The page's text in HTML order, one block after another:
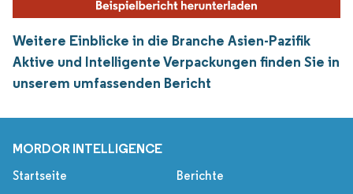
Weitere Einblicke in die Branche Asien-Pazifik
Aktive und Intelligente Verpackungen finden Sie in
unserem umfassenden Bericht
MORDOR INTELLIGENCE
Startseite Berichte